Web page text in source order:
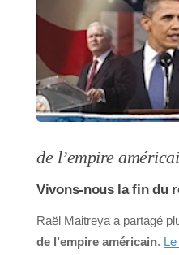
de l’empire
Vivons-nous la fin du
Raël Maitreya a partagé
de l’empire américain.